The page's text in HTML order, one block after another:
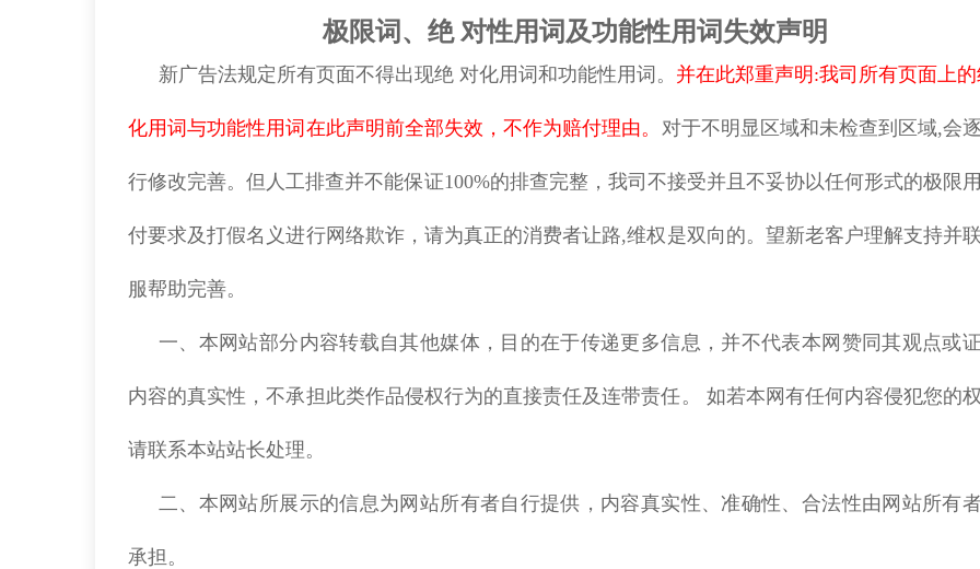
极限词、绝 对性用词及功能性用词失效声明
新广告法规定所有页面不得出现绝 对化用词和功能性用词。 并在此郑重声明 :我司所有页面上
化用词与功能性用词在此声明前全部失效，不作为赔付理由。 对于不明显区域和未检查到区域,会
行修改完善。但人工排查并不能保证100%的排查完整，我司不接受并且不妥协以任何形式的极限
付要求及打假名义进行网络欺诈，请为真正的消费者让路,维权是双向的。望新老客户理解支持并
服帮助完善。
一、本网站部分内容转载自其他媒体，目的在于传递更多信息，并不代表本网赞同其观点或
内容的真实性，不承担此类作品侵权行为的直接责任及连带责任。 如若本网有任何内容侵犯您的
请联系本站站长处理。
二、本网站所展示的信息为网站所有者自行提供，内容真实性、准确性、合法性由网站所有
承担。